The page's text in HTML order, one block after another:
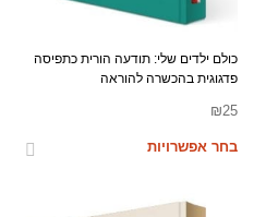
כולם ילדים שלי: תודעה הורית כתפיסה
פדגוגית בהכשרה להוראה
₪25
בחר אפשרויות